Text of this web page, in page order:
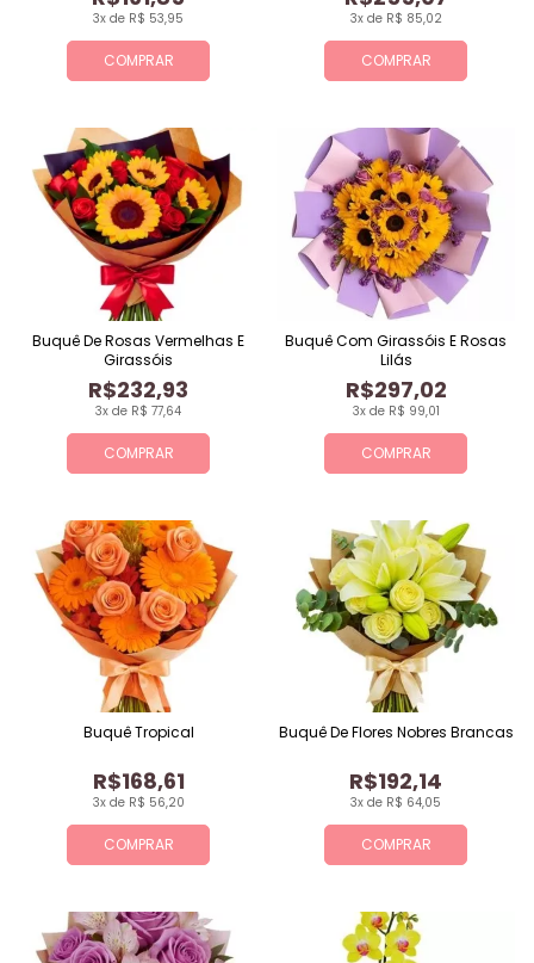
COMPRAR
3x de R$ 53,95
COMPRAR
3x de R$ 85,02
COMPRAR
3x de R$ 77,64
R$232,93
Buquê De Rosas Vermelhas E
Girassóis
COMPRAR
3x de R$ 99,01
R$297,02
Buquê Com Girassóis E Rosas
Lilás
COMPRAR
3x de R$ 56,20
R$168,61
Buquê Tropical
COMPRAR
3x de R$ 64,05
R$192,14
Buquê De Flores Nobres Brancas